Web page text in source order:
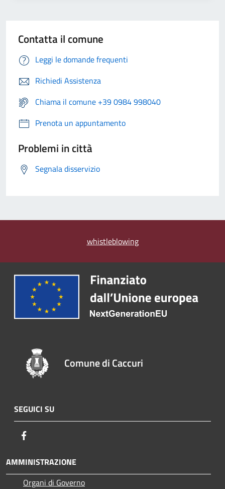
Contatta il comune
Leggi le domande frequenti
Richiedi Assistenza
Chiama il comune +39 0984 998040
Prenota un appuntamento
Problemi in città
Segnala disservizio
whistleblowing
Comune di Caccuri
SEGUICI SU
AMMINISTRAZIONE
Organi di Governo